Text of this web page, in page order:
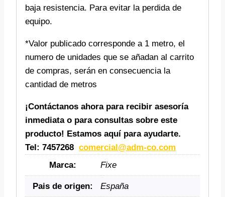
baja resistencia. Para evitar la perdida de
equipo.
*Valor publicado corresponde a 1 metro, el
numero de unidades que se añadan al carrito
de compras, serán en consecuencia la
cantidad de metros
¡Contáctanos ahora para recibir asesoría
inmediata o para consultas sobre este
producto! Estamos aquí para ayudarte.
Tel: 7457268 comercial@adm-co.com
Marca:
Fixe
Pais de origen: España